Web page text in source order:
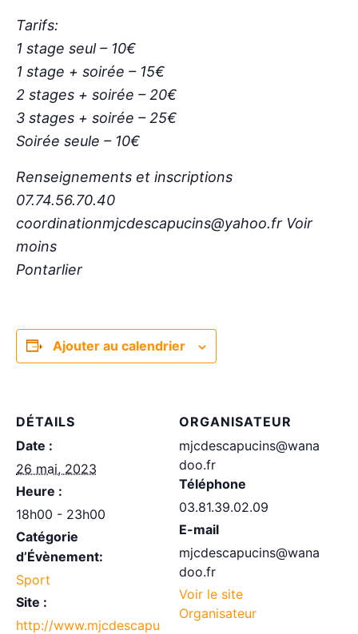
Tarifs:
1 stage seul – 10€
1 stage + soirée – 15€
2 stages + soirée – 20€
3 stages + soirée – 25€
Soirée seule – 10€
Renseignements et inscriptions
07.74.56.70.40
coordinationmjcdescapucins@yahoo.fr Voir
moins
Pontarlier
Ajouter au calendrier
DÉTAILS
Date :
26 mai, 2023
Heure :
18h00 - 23h00
Catégorie
d’Évènement:
Sport
Site :
http://www.mjcdescapu
ORGANISATEUR
mjcdescapucins@wana
doo.fr
Téléphone
03.81.39.02.09
E-mail
mjcdescapucins@wana
doo.fr
Voir le site
Organisateur